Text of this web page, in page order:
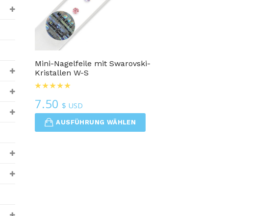
Mini-Nagelfeile mit Swarovski-
Kristallen W-S
7.50 $ USD
AUSFÜHRUNG WÄHLEN